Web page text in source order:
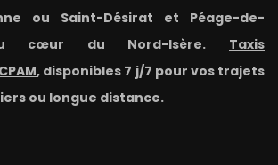
ou Saint-Désirat et Péage-de-
cœur du Nord-Isère. Taxis
, disponibles 7 j/7 pour vos trajets
ou longue distance.